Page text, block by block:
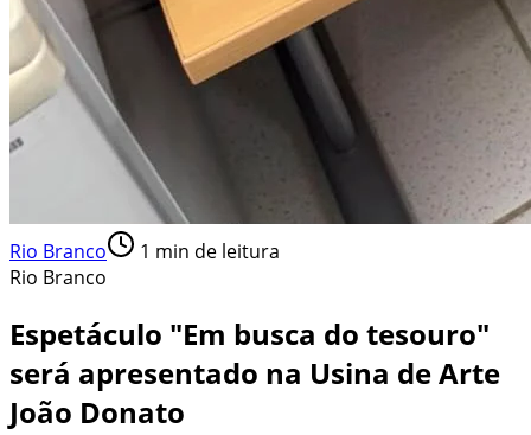
Rio Branco 1 min de leitura
Rio Branco
Espetáculo "Em busca do tesouro"
será apresentado na Usina de Arte
João Donato